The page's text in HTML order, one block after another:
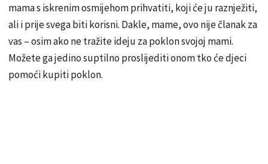
mama s iskrenim osmijehom prihvatiti, koji će ju raznježiti,
ali i prije svega biti korisni. Dakle, mame, ovo nije članak za
vas – osim ako ne tražite ideju za poklon svojoj mami.
Možete ga jedino suptilno proslijediti onom tko će djeci
pomoći kupiti poklon.